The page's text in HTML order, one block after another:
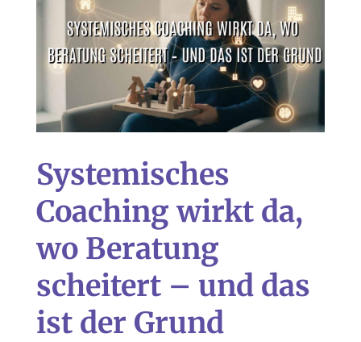
Systemisches
Coaching wirkt da,
wo Beratung
scheitert – und das
ist der Grund